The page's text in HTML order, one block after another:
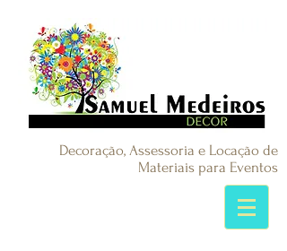
Decoração, Assessoria e Locação de
Materiais para Eventos